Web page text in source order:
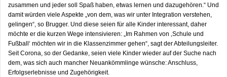
zusammen und jeder soll Spaß haben, etwas lernen und dazugehören.“ Und
damit würden viele Aspekte „von dem, was wir unter Integration verstehen,
gelingen“, so Brugger. Und diese seien für alle Kinder interessant, daher
möchte er die kurzen Wege intensivieren: „Im Rahmen von ‚Schule und
Fußball‘ möchten wir in die Klassenzimmer gehen“, sagt der Abteilungsleiter.
Seit Corona, so der Gedanke, seien viele Kinder wieder auf der Suche nach
dem, was sich auch mancher Neuankömmlinge wünsche: Anschluss,
Erfolgserlebnisse und Zugehörigkeit.